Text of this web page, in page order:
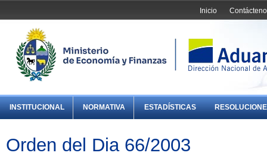
Inicio
INSTITUCIONAL NORMATIVA ESTADÍSTICAS
Orden del Dia 66/2003